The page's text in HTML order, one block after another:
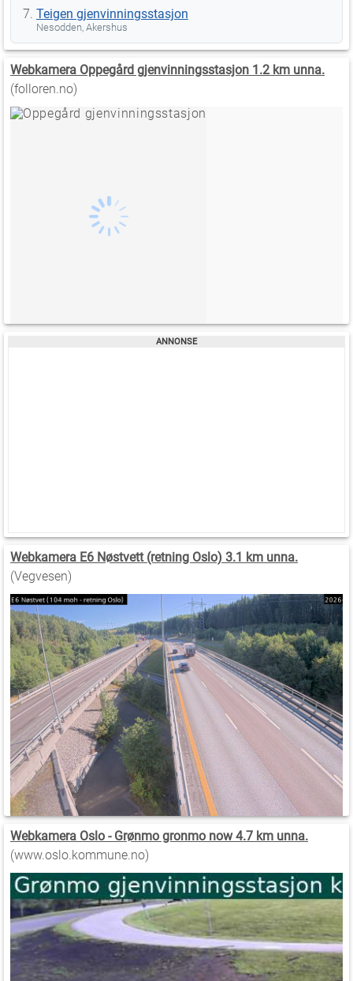
Teigen gjenvinningsstasjon
Nesodden, Akershus
Webkamera Oppegård gjenvinningsstasjon 1.2 km unna.
(folloren.no)
Webkamera E6 Nøstvett (retning Oslo) 3.1 km unna.
(Vegvesen)
Webkamera Oslo - Grønmo gronmo now 4.7 km unna.
(www.oslo.kommune.no)